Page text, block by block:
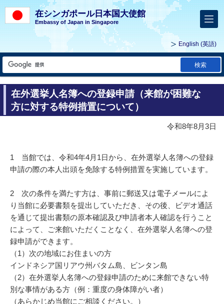
在シンガポール日本国大使館
Embassy of Japan in Singapore
English (英語)
検索
在外選挙人名簿への登録申請（来館が困難な
方に対する特例措置について）
令和8年8月3日
1 当館では、令和4年4月1日から、在外選挙人名簿への登録
申請の際の本人出頭を免除する特例措置を実施しています。
2 次の条件を満たす方は、事前に郵送又は電子メールによ
り当館に必要書類を提出していただき、その後、ビデオ通話
を通じて提出書類の原本確認及び申請者本人確認を行うこと
によって、ご来館いただくことなく、在外選挙人名簿への登
録申請ができます。
（1）次の地域にお住まいの方
インドネシア国リアウ州バタム島、ビンタン島
（2）在外選挙人名簿への登録申請のために来館できない特
別な事情がある方（例：重度の身体障がい者）
（あらかじめ当館にご相談ください。）